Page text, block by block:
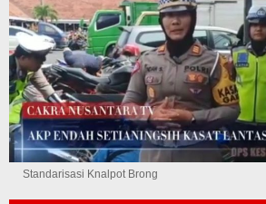
Standarisasi Knalpot Brong